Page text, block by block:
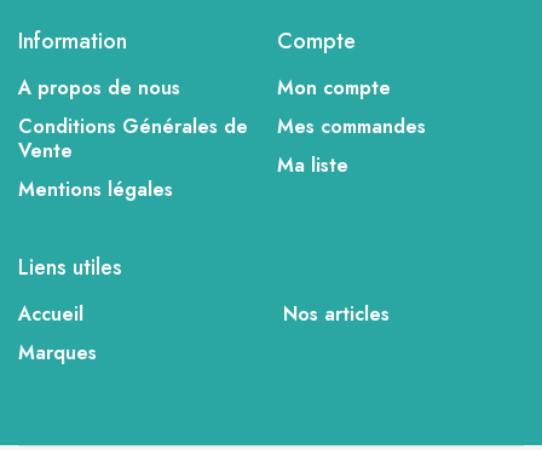
Information
A propos de nous
Conditions Générales de
Vente
Mentions légales
Compte
Mon compte
Mes commandes
Ma liste
Liens utiles
Accueil
Nos articles
Marques